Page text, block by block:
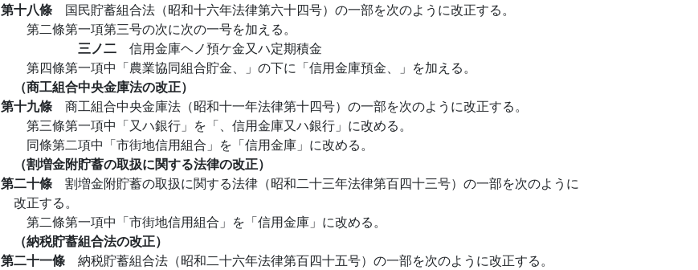
第十八條 国民貯蓄組合法（昭和十六年法律第六十四号）の一部を次のように改正する。
第二條第一項第三号の次に次の一号を加える。
三ノ二 信用金庫ヘノ預ケ金又ハ定期積金
第四條第一項中「農業協同組合貯金、」の下に「信用金庫預金、」を加える。
（商工組合中央金庫法の改正）
第十九條 商工組合中央金庫法（昭和十一年法律第十四号）の一部を次のように改正する。
第三條第一項中「又ハ銀行」を「、信用金庫又ハ銀行」に改める。
同條第二項中「市街地信用組合」を「信用金庫」に改める。
（割増金附貯蓄の取扱に関する法律の改正）
第二十條 割増金附貯蓄の取扱に関する法律（昭和二十三年法律第百四十三号）の一部を次のように
改正する。
第二條第一項中「市街地信用組合」を「信用金庫」に改める。
（納税貯蓄組合法の改正）
第二十一條 納税貯蓄組合法（昭和二十六年法律第百四十五号）の一部を次のように改正する。